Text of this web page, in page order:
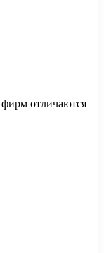
фирм отличаются